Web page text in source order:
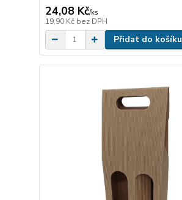
24,08 Kč/ks
19,90 Kč bez DPH
Přidat do košíku